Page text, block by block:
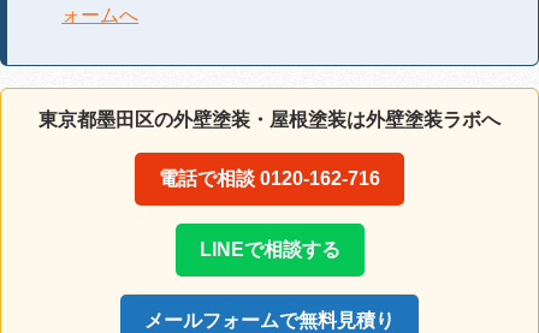
ォームへ
東京都墨田区の外壁塗装・屋根塗装は外壁塗装ラボへ
電話で相談 0120-162-716
LINEで相談する
メールフォームで無料見積り